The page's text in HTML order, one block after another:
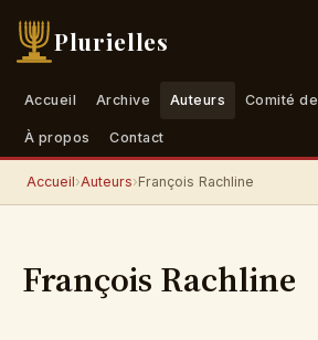
Plurielles
Accueil Archive Auteurs Comité
À propos Contact
Accueil›Auteurs›François Rachline
François Rachline